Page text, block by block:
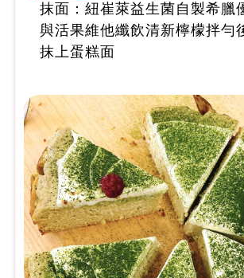
抹面：紐崔萊益生菌自製希臘
與活果維他纖飲清新檸檬拌勻
抹上蛋糕面